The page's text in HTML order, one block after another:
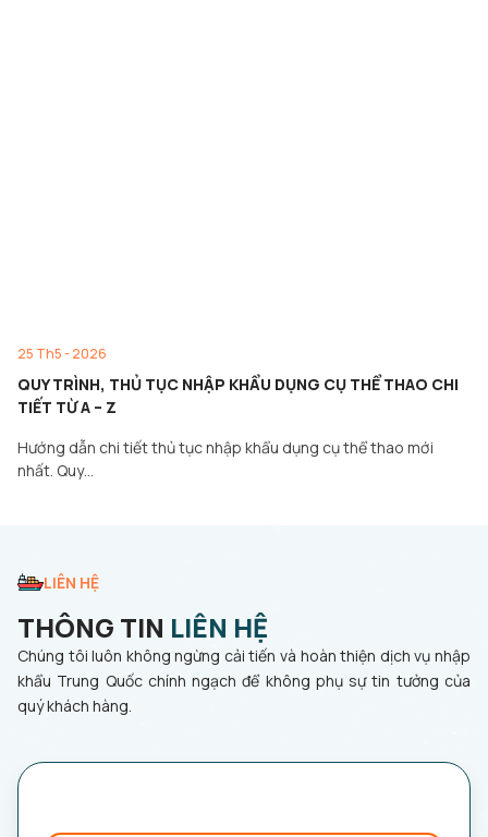
25 Th5 - 2026
QUY TRÌNH, THỦ TỤC NHẬP KHẨU DỤNG CỤ THỂ THAO CHI
TIẾT TỪ A – Z
Hướng dẫn chi tiết thủ tục nhập khẩu dụng cụ thể thao mới
nhất. Quy…
LIÊN HỆ
THÔNG TIN LIÊN HỆ
Chúng tôi luôn không ngừng cải tiến và hoàn thiện dịch vụ nhập
khẩu Trung Quốc chính ngạch để không phụ sự tin tưởng của
quý khách hàng.